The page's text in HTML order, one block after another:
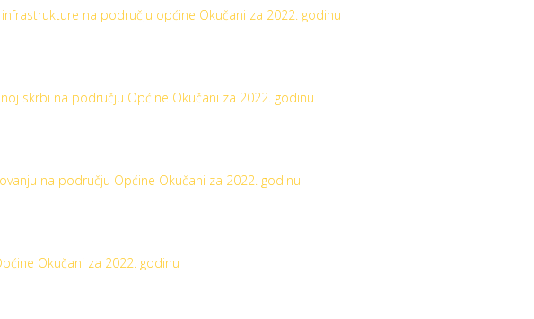
na području općine Okučani za 2022. godinu
skrbi na području Općine Okučani za 2022. godinu
na području Općine Okučani za 2022. godinu
Okučani za 2022. godinu